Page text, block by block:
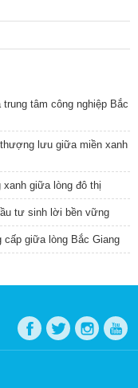
tâm công nghiệp Bắc
lưu giữa miền xanh
xanh giữa lòng đô thị
tư sinh lời bền vững
cấp giữa lòng Bắc Giang